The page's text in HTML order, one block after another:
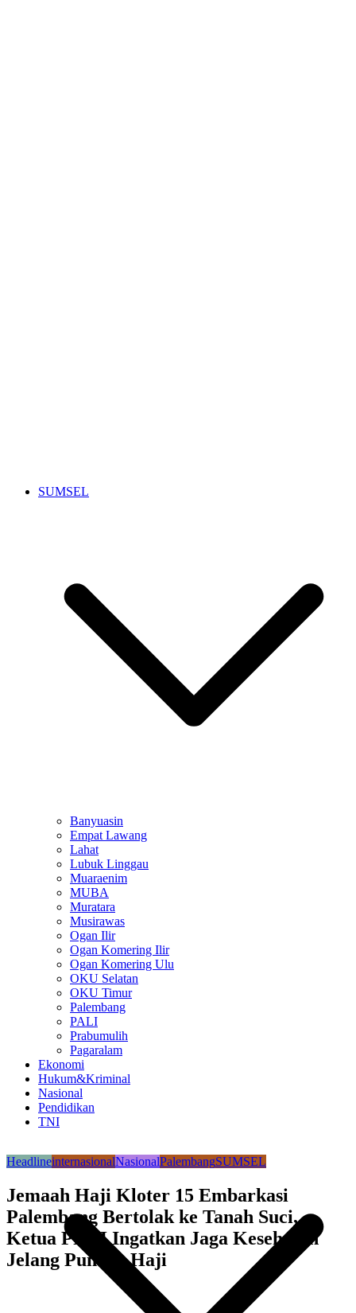
SUMSEL
Banyuasin
Empat Lawang
Lahat
Lubuk Linggau
Muaraenim
MUBA
Muratara
Musirawas
Ogan Ilir
Ogan Komering Ilir
Ogan Komering Ulu
OKU Selatan
OKU Timur
Palembang
PALI
Prabumulih
Pagaralam
Ekonomi
Hukum&Kriminal
Nasional
Pendidikan
TNI
HeadlineinternasionalNasionalPalembangSUMSEL
Jemaah Haji Kloter 15 Embarkasi
Palembang Bertolak ke Tanah Suci,
Ketua PPIH Ingatkan Jaga Kesehatan
Jelang Puncak Haji